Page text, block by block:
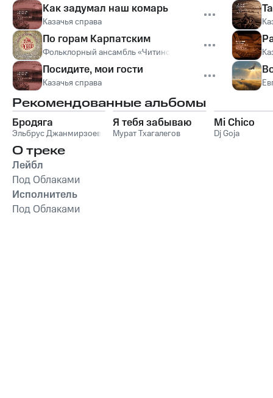
Как задумал наш комарь
Казачья справа
По горам Карпатским
Фольклорный ансамбль «Читинская слобода»
Посидите, мои гости
Казачья справа
Рекомендованные альбомы
Бродяга
Эльбрус Джанмирзоев
Я тебя забываю
Мурат Тхагалегов
Mi Chico
Dj Goja
О треке
Лейбл
Под Облаками
Исполнитель
Под Облаками